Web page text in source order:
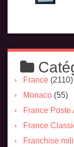
France (2110)
Monaco (55)
France Poste
France
Franchise